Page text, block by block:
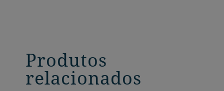
Produtos
relacionados